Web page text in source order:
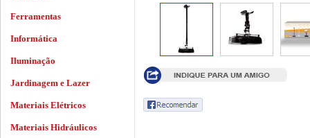
Ferramentas
Informática
Iluminação
Jardinagem e Lazer
Materiais Elétricos
Materiais Hidráulicos